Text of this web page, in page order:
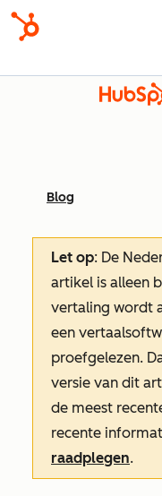
Blog
Let op: De
artikel is alleen
vertaling wordt
een
proefgelezen.
versie van dit
de meest
recente
raadplegen.